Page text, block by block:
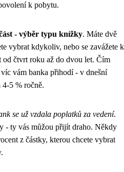
k pobytu.
- výběr typu knížky. Máte dvě
vybrat kdykoliv, nebo se zavážete k
čtvrt roku až do dvou let. Čím
vám banka přihodí - v dnešní
4-5 % ročně.
se už vzdala poplatků za vedení.
- ty vás můžou přijít draho. Někdy
z částky, kterou chcete vybrat